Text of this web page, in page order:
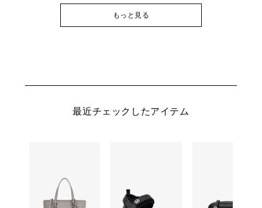
もっと見る
最近チェックしたアイテム